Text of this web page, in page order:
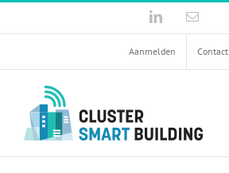
LinkedInE-
Aanmelden Contact